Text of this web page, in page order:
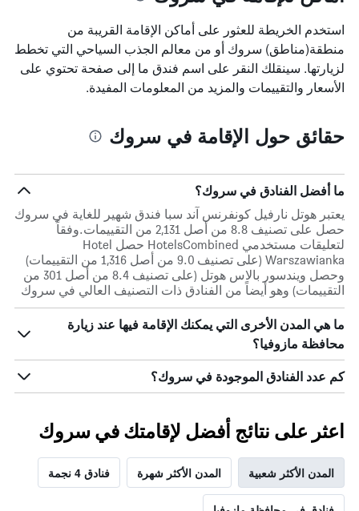
استخدم الخريطة للعثور على أماكن الإقامة القريبة من
منطقة(مناطق) سروك أو من معالم الجذب السياحي التي تخطط
لزيارتها. سينقلك النقر على اسم فندق ما إلى صفحة تحتوي على
الأسعار والتقييمات والمزيد من المعلومات المفيدة.
حقائق حول الإقامة في سروك
ما أفضل الفنادق في سروك؟
يعتبر هوتل نارفيل كونفرنس آند سبا فندق شهير للغاية في سروك
حصل على تصنيف 8.8 من أصل 2,131 من التقييمات.وفقاً
لتعليقات مستخدمي HotelsCombined حصل Hotel
Warszawianka (على تصنيف 9.0 من أصل 1,316 من التقييمات)
وحصل ويندسور بالاس هوتل (على تصنيف 8.4 من أصل 301 من
التقييمات) وهو أيضاً من الفنادق ذات التصنيف العالي في سروك
ما هي المدن الأخرى التي يمكنك الإقامة فيها عند زيارة
محافظة مازوفيا؟
كم عدد الفنادق الموجودة في سروك؟
اعثر على نتائج أفضل لإقامتك في سروك
المدن الأكثر شعبية المدن الأكثر شهرة فنادق 4 نجمة